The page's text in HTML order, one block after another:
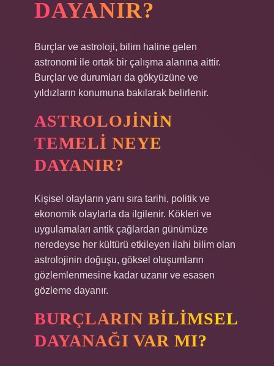
DAYANIR?
Burçlar ve astroloji, bilim haline gelen
astronomi ile ortak bir çalışma alanına aittir.
Burçlar ve durumları da gökyüzüne ve
yıldızların konumuna bakılarak belirlenir.
ASTROLOJININ
TEMELI NEYE
DAYANIR?
Kişisel olayların yanı sıra tarihi, politik ve
ekonomik olaylarla da ilgilenir. Kökleri ve
uygulamaları antik çağlardan günümüze
neredeyse her kültürü etkileyen ilahi bilim olan
astrolojinin doğuşu, göksel oluşumların
gözlemlenmesine kadar uzanır ve esasen
gözleme dayanır.
BURÇLARIN BILIMSEL
DAYANAĞI VAR MI?